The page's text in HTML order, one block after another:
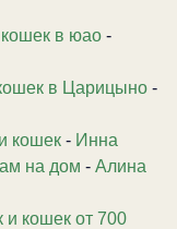
кошек в юао -
в Царицыно -
кошек - Инна
на дом - Алина
и кошек от 700